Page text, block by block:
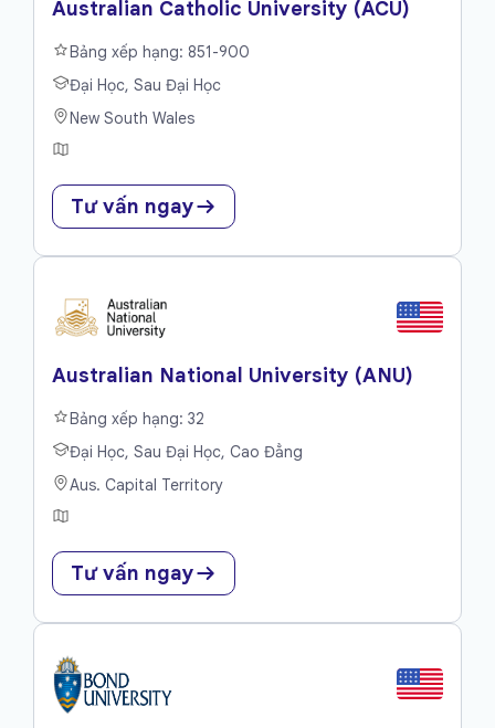
Australian Catholic University (ACU)
Bảng xếp hạng: 851-900
Đại Học, Sau Đại Học
New South Wales
Tư vấn ngay
Australian National University (ANU)
Bảng xếp hạng: 32
Đại Học, Sau Đại Học, Cao Đẳng
Aus. Capital Territory
Tư vấn ngay